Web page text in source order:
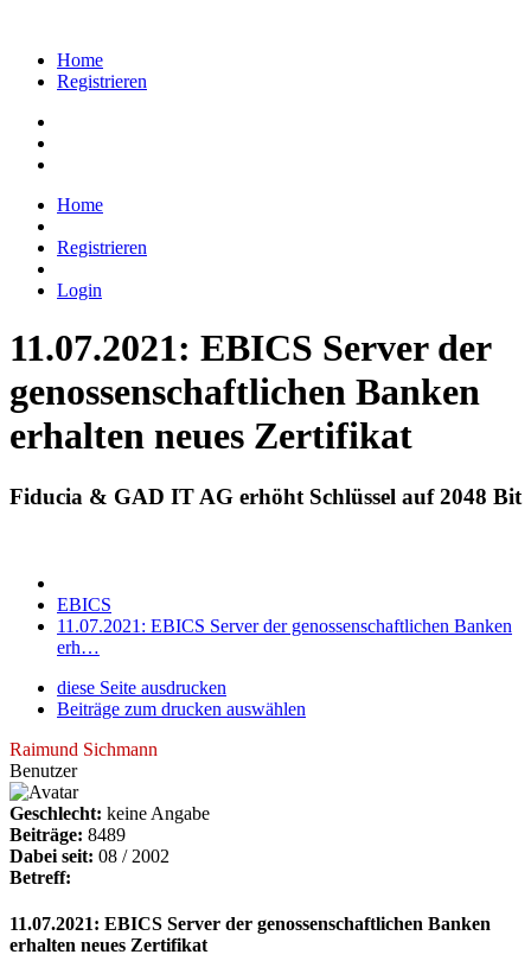
Home
Registrieren
Home
Registrieren
Login
11.07.2021: EBICS Server der
genossenschaftlichen Banken
erhalten neues Zertifikat
Fiducia & GAD IT AG erhöht Schlüssel auf 2048 Bit
EBICS
11.07.2021: EBICS Server der genossenschaftlichen Banken
erh…
diese Seite ausdrucken
Beiträge zum drucken auswählen
Raimund Sichmann
Benutzer
Geschlecht: keine Angabe
Beiträge: 8489
Dabei seit: 08 / 2002
Betreff:
11.07.2021: EBICS Server der genossenschaftlichen Banken
erhalten neues Zertifikat